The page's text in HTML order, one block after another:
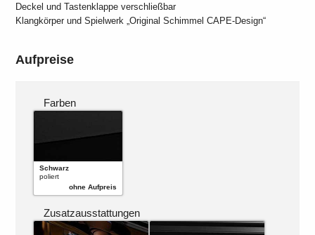
Deckel und Tastenklappe verschließbar
Klangkörper und Spielwerk „Original Schimmel CAPE-Design“
Aufpreise
Farben
Schwarz
poliert
ohne Aufpreis
Zusatzausstattungen